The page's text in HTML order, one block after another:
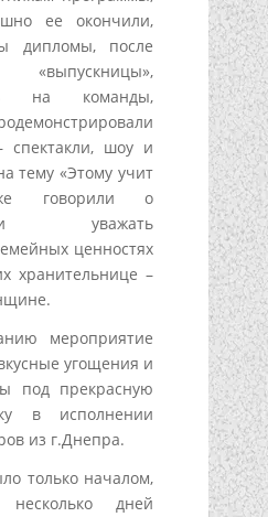
ее окончили,
дипломы, после
на команды,
спектакли, шоу и
тему «Этому учит
говорили о
уважать
ценностях
хранительнице –
мероприятие
угощения и
под прекрасную
в исполнении
из г.Днепра.
только началом,
дней